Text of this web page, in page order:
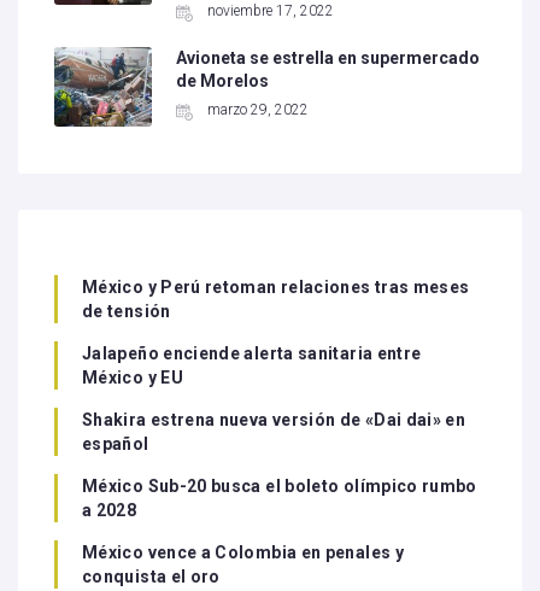
noviembre 17, 2022
Avioneta se estrella en supermercado
de Morelos
marzo 29, 2022
México y Perú retoman relaciones tras meses
de tensión
Jalapeño enciende alerta sanitaria entre
México y EU
Shakira estrena nueva versión de «Dai dai» en
español
México Sub-20 busca el boleto olímpico rumbo
a 2028
México vence a Colombia en penales y
conquista el oro